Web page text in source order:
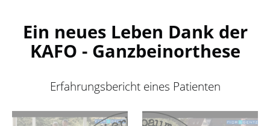
Ein neues Leben Dank der
KAFO - Ganzbeinorthese
Erfahrungsbericht eines Patienten